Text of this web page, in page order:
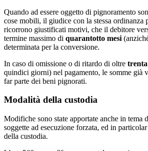
Quando ad essere oggetto di pignoramento
cose mobili, il giudice con la stessa ordinanza
ricorrono giustificati motivi, che il debitore
termine massimo di quarantotto mesi
determinata per la conversione.
In caso di omissione o di ritardo di oltre
quindici giorni) nel pagamento, le somme già
far parte dei beni pignorati.
Modalità della custodia
Modifiche sono state apportate anche in tema
soggette ad esecuzione forzata, ed in
della custodia.